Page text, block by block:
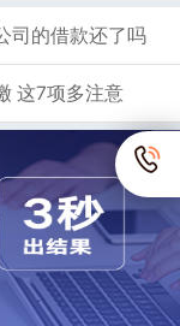
司的借款还了吗
这7项多注意